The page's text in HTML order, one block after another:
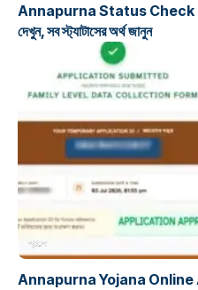
Annapurna Status Check
দেখুন, সব স্ট্যাটাসের অর্থ জানুন
প্রকল্প
Annapurna Yojana Online